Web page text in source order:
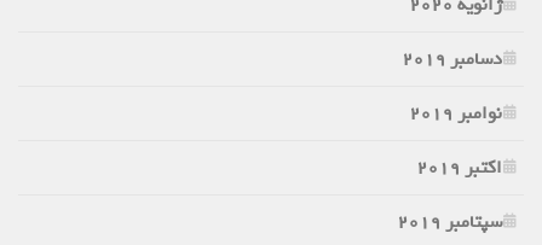
دسامبر 2019
نوامبر 2019
اکتبر 2019
سپتامبر 2019